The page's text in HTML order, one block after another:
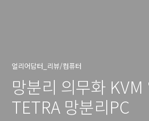
얼리어답터_리뷰/컴퓨터
망분리 의무화 KVM
TETRA 망분리PC